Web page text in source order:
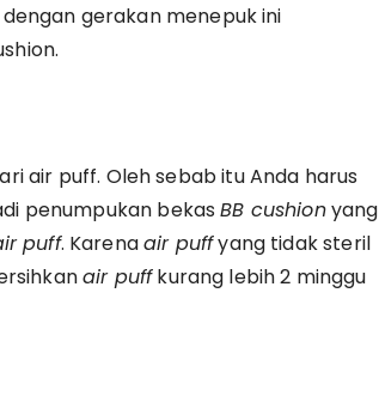
gerakan menepuk ini
air puff. Oleh sebab itu Anda harus
penumpukan bekasBB cushionyang
puff. Karenaair puffyang tidak steril
air puffkurang lebih 2 minggu